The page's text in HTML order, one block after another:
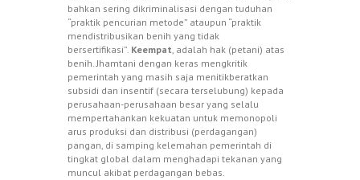
bahkan sering dikriminalisasi dengan tuduhan
“praktik pencurian metode” ataupun “praktik
mendistribusikan benih yang tidak
bersertifikasi”. Keempat, adalah hak (petani) atas
benih. Jhamtani dengan keras mengkritik
pemerintah yang masih saja menitikberatkan
subsidi dan insentif (secara terselubung) kepada
perusahaan-perusahaan besar yang selalu
mempertahankan kekuatan untuk memonopoli
arus produksi dan distribusi (perdagangan)
pangan, di samping kelemahan pemerintah di
tingkat global dalam menghadapi tekanan yang
muncul akibat perdagangan bebas.